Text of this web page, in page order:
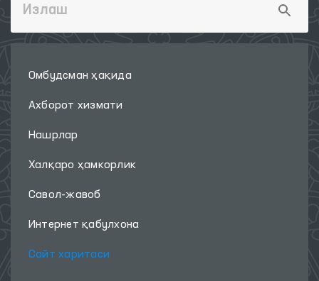
Омбудсман ҳақида
Ахборот хизмати
Нашрлар
Халқаро ҳамкорлик
Савол-жавоб
Интернет қабулхона
Сайт харитаси